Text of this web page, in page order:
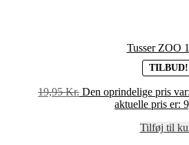
Tusser ZOO
TILBUD!
19,95Kr. Den oprindelige pris
aktuelle pris er:
Tilføj til